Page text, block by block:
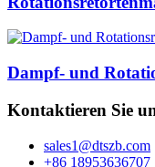
Dampf- und
Kontaktieren Sie
sales1@dtszb.com
+86 18953636707